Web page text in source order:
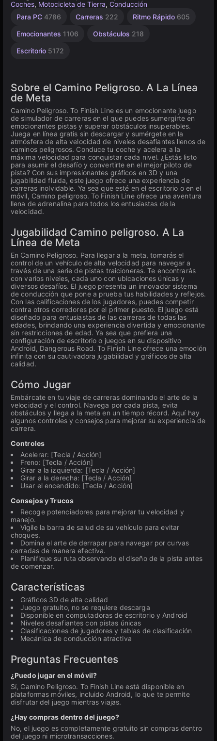
Coches, Motocicleta de Tierra, Conducción
Para PC 4786 Carreras 222 Ritmo Rápido 605
Emocionantes 1106 Obstáculos 218
Escritorio 5172
De 1
4125
Alta
3571
Karting
Browser
Unity
línea
Sobre el Camino Peligroso. A La Línea
de Meta
Camino Peligroso. To Finish Line es un emocionante juego
de simulador de carreras en el que puedes sumergirte en
emocionantes pistas y superar obstáculos insuperables.
Juega en línea gratis sin descargar y sumérgete en la
atmósfera de alta velocidad de niveles desafiantes llenos de
caminos peligrosos. Conduce tu coche y acelera a la
máxima velocidad para conquistar cada nivel. ¿Estás listo
para asumir el desafío y convertirte en el mejor piloto de
pista? Con sus impresionantes gráficos en 3D y una
jugabilidad fluida, este juego ofrece una experiencia de
carreras inolvidable. Ya sea que esté en el escritorio o en el
móvil, Camino peligroso. To Finish Line ofrece una aventura
llena de adrenalina para todos los entusiastas de la
velocidad.
Jugabilidad Camino peligroso. A La
Línea de Meta
En Camino Peligroso. Para llegar a la meta, tomarás el
control de un vehículo de alta velocidad para navegar a
través de una serie de pistas traicioneras. Te encontrarás
con varios niveles, cada uno con ubicaciones únicas y
diversos desafíos. El juego presenta un innovador sistema
de conducción que pone a prueba tus habilidades y reflejos.
Con las calificaciones de los jugadores, puedes competir
contra otros corredores por el primer puesto. El juego está
diseñado para entusiastas de las carreras de todas las
edades, brindando una experiencia divertida y emocionante
sin restricciones de edad. Ya sea que prefiera una
configuración de escritorio o juegos en su dispositivo
Android, Dangerous Road. To Finish Line ofrece una emoción
infinita con su cautivadora jugabilidad y gráficos de alta
calidad.
Cómo Jugar
Embárcate en tu viaje de carreras dominando el arte de la
velocidad y el control. Navega por cada pista, evita
obstáculos y llega a la meta en un tiempo récord. Aquí hay
algunos controles y consejos para mejorar su experiencia de
carrera.
Controles
Acelerar: [Tecla / Acción]
Freno: [Tecla / Acción]
Girar a la izquierda: [Tecla / Acción]
Girar a la derecha: [Tecla / Acción]
Usar el encendido: [Tecla / Acción]
Consejos y Trucos
Recoge potenciadores para mejorar tu velocidad y
manejo.
Vigile la barra de salud de su vehículo para evitar
choques.
Domina el arte de derrapar para navegar por curvas
cerradas de manera efectiva.
Planifique su ruta observando el diseño de la pista antes
de comenzar.
Características
Gráficos 3D de alta calidad
Juego gratuito, no se requiere descarga
Disponible en computadoras de escritorio y Android
Niveles desafiantes con pistas únicas
Clasificaciones de jugadores y tablas de clasificación
Mecánica de conducción atractiva
Preguntas Frecuentes
¿Puedo jugar en el móvil?
Sí, Camino Peligroso. To Finish Line está disponible en
plataformas móviles, incluido Android, lo que te permite
disfrutar del juego mientras viajas.
¿Hay compras dentro del juego?
No, el juego es completamente gratuito sin compras dentro
del juego ni microtransacciones.